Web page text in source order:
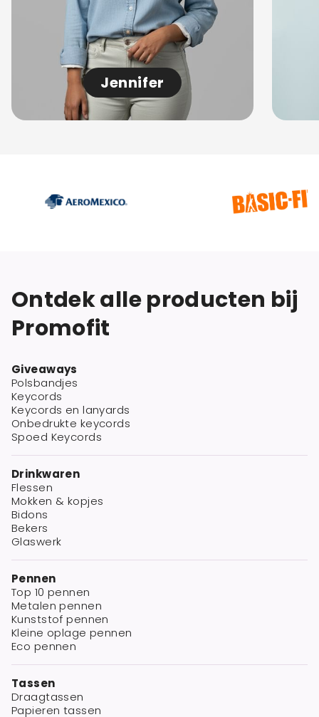
Jennifer
Ontdek alle producten bij
Promofit
Giveaways
Polsbandjes
Keycords
Keycords en lanyards
Onbedrukte keycords
Spoed Keycords
Drinkwaren
Flessen
Mokken & kopjes
Bidons
Bekers
Glaswerk
Pennen
Top 10 pennen
Metalen pennen
Kunststof pennen
Kleine oplage pennen
Eco pennen
Tassen
Draagtassen
Papieren tassen